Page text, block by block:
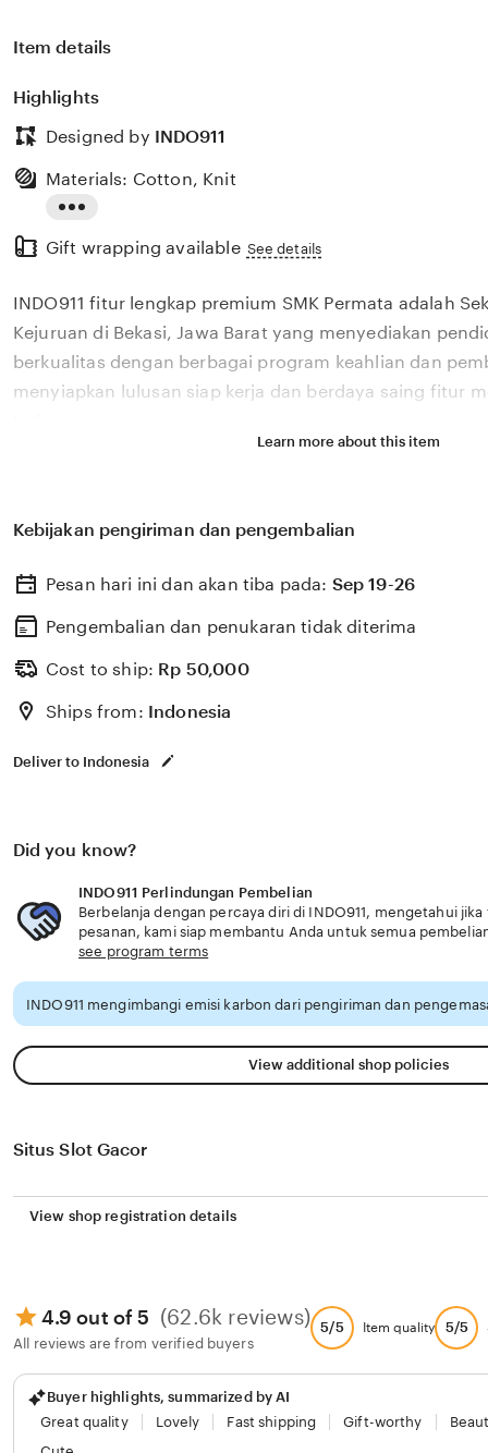
Item details
Highlights
Designed by INDO911
the
description
Materials: Cotton, Knit
Gift wrapping available See details
INDO911 fitur lengkap premium SMK Permata adalah
Kejuruan di Bekasi, Jawa Barat yang menyediakan
berkualitas dengan berbagai program keahlian dan
menyiapkan lulusan siap kerja dan berdaya saing fitur
berkualitas dengan berbagai program keahlian dan
terbaru.
Learn more about this item
Kebijakan pengiriman dan pengembalian
Pesan hari ini dan akan tiba pada: Sep 19-26
Pengembalian dan penukaran tidak diterima
Cost to ship: Rp 50,000
Ships from: Indonesia
Deliver to Indonesia
Did you know?
INDO911 Perlindungan Pembelian
Berbelanja dengan percaya diri di INDO911, mengetahui
pesanan, kami siap membantu Anda untuk semua
see program terms
INDO911 mengimbangi emisi karbon dari pengiriman dan
View additional shop policies
Situs Slot Gacor
View shop registration details
4.9 out of 5 (62.6k reviews)
All reviews are from verified buyers
5/5 Item quality 5/5
Buyer highlights, summarized by AI
Great quality
Lovely Fast shipping Gift-worthy